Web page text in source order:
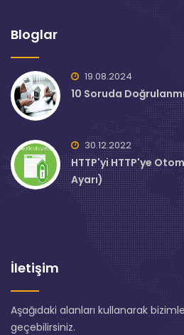
Bloglar
19.08.2024
10 Soruda
30.12.2022
HTTP'yi HTTP'ye
Ayarı)
İletişim
Aşağıdaki alanları kullanarak
geçebilirsiniz.